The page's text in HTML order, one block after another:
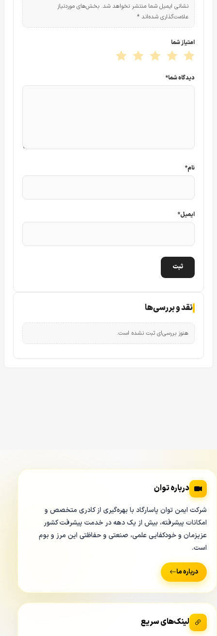
نقد و بررسی‌ها
هنوز بررسی‌ای ثبت نشده است.
نشانی ایمیل شما منتشر نخواهد شد. بخش‌های موردنیاز
علامت‌گذاری شده‌اند *
امتیاز شما
دیدگاه شما*
نام*
ایمیل*
درباره توان
شرکت ایمن توان پاسارگاد با بهره‌گیری از کادری متخصص و
امکانات پیشرفته، بیش از یک دهه در خدمت پیشرفت کشور
عزیزمان و خودکفایی علمی، صنعتی و حفاظتی این مرز و بوم
است.
درباره ما
لینک‌های سریع